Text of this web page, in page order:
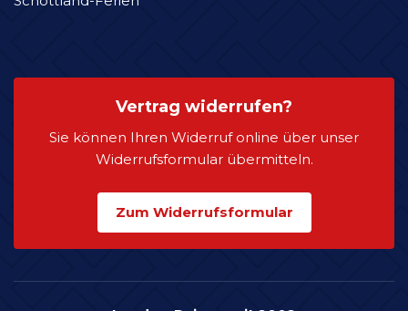
Vertrag widerrufen?
Sie können Ihren Widerruf online über unser
Widerrufsformular übermitteln.
Zum Widerrufsformular